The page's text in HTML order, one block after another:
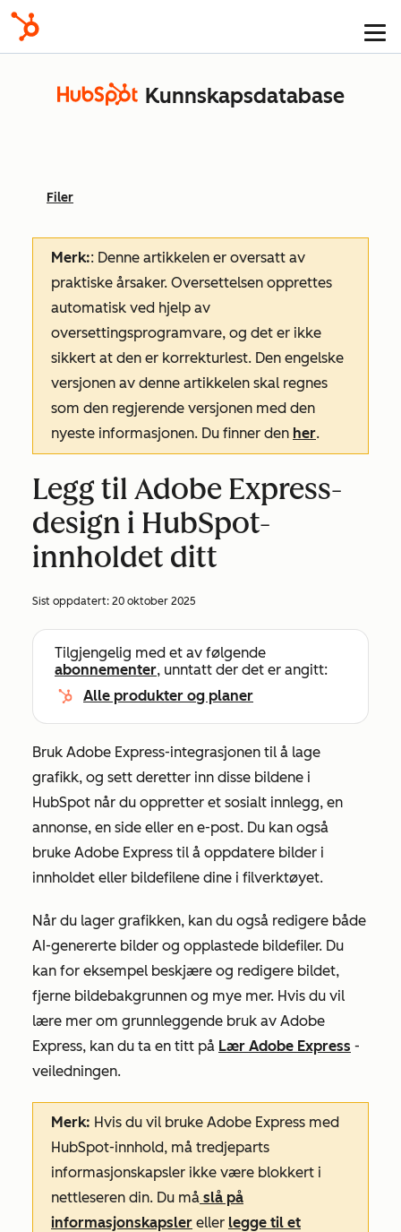
Kunnskapsdatabase
Filer
Merk:: Denne artikkelen er oversatt av
praktiske årsaker. Oversettelsen opprettes
automatisk ved hjelp av
oversettingsprogramvare, og det er ikke
sikkert at den er korrekturlest. Den engelske
versjonen av denne artikkelen skal regnes
som den regjerende versjonen med den
nyeste informasjonen. Du finner den her.
Legg til Adobe Express-
design i HubSpot-
innholdet ditt
Sist oppdatert: 20 oktober 2025
Tilgjengelig med et av følgende
abonnementer, unntatt der det er angitt:
Alle produkter og planer
Bruk Adobe Express-integrasjonen til å lage
grafikk, og sett deretter inn disse bildene i
HubSpot når du oppretter et sosialt innlegg, en
annonse, en side eller en e-post. Du kan også
bruke Adobe Express til å oppdatere bilder i
innholdet eller bildefilene dine i filverktøyet.
Når du lager grafikken, kan du også redigere både
AI-genererte bilder og opplastede bildefiler. Du
kan for eksempel beskjære og redigere bildet,
fjerne bildebakgrunnen og mye mer. Hvis du vil
lære mer om grunnleggende bruk av Adobe
Express, kan du ta en titt på Lær Adobe Express -
veiledningen.
Merk: Hvis du vil bruke Adobe Express med
HubSpot-innhold, må tredjeparts
informasjonskapsler ikke være blokkert i
nettleseren din. Du må slå på
informasjonskapsler eller legge til et